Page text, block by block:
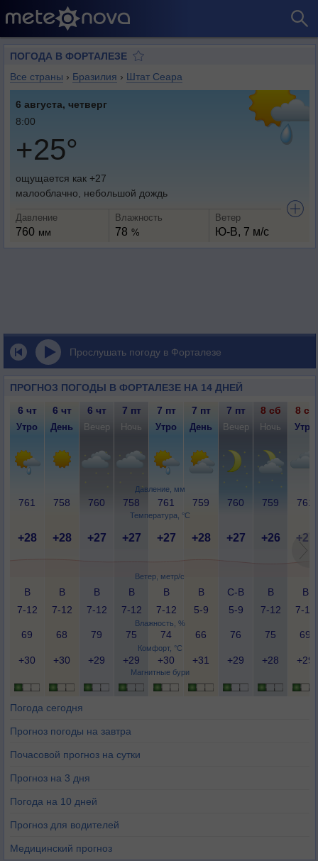
ПОГОДА В ФОРТАЛЕЗЕ
Все страны › Бразилия › Штат Сеара
6 августа, четверг
8:00
+25°
ощущается как +27
малооблачно, небольшой дождь
Давление
760 мм
Влажность
78 %
Ветер
Ю-В, 7 м/с
Прослушать погоду в Форталезе
ПРОГНОЗ ПОГОДЫ В ФОРТАЛЕЗЕ НА 14 ДНЕЙ
Давление, мм
Температура, °C
Ветер, метр/с
Влажность, %
Комфорт, °C
Магнитные бури
6 чт 6 чт 6 чт 7 пт 7 пт 7 пт 7 пт 8 сб 8 сб
Утро День Вечер Ночь Утро День Вечер Ночь Утро
761 758 760 758 761 759 760 759 761
+28 +28 +27 +27 +27 +28 +27 +26 +27
В
7-12
В
7-12
В
7-12
В
7-12
В
7-12
В
5-9
С-В
5-9
В
7-12
В
7-12
69 68 79 75 74 66 76 75 69
+30 +30 +29 +29 +30 +31 +29 +28 +29
Погода сегодня
Прогноз погоды на завтра
Почасовой прогноз на сутки
Прогноз на 3 дня
Погода на 10 дней
Прогноз для водителей
Медицинский прогноз